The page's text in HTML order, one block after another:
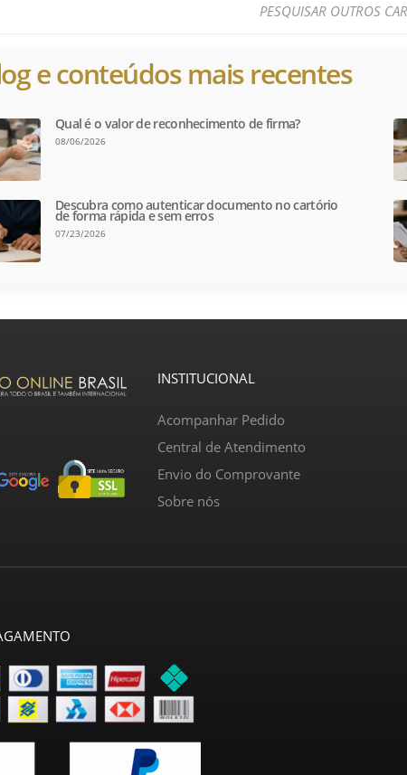
e conteúdos mais recentes
Qual é o valor de reconhecimento de firma?
08/06/2026
Descubra como autenticar documento no cartório
de forma rápida e sem erros
07/23/2026
INSTITUCIONAL
Acompanhar Pedido
Central de Atendimento
Envio do Comprovante
Sobre nós